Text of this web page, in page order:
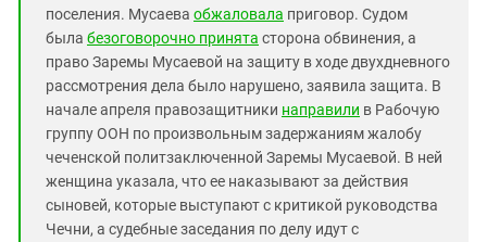
поселения. Мусаева обжаловала приговор. Судом
была безоговорочно принята сторона обвинения, а
право Заремы Мусаевой на защиту в ходе двухдневного
рассмотрения дела было нарушено, заявила защита. В
начале апреля правозащитники направили в Рабочую
группу ООН по произвольным задержаниям жалобу
чеченской политзаключенной Заремы Мусаевой. В ней
женщина указала, что ее наказывают за действия
сыновей, которые выступают с критикой руководства
Чечни, а судебные заседания по делу идут с